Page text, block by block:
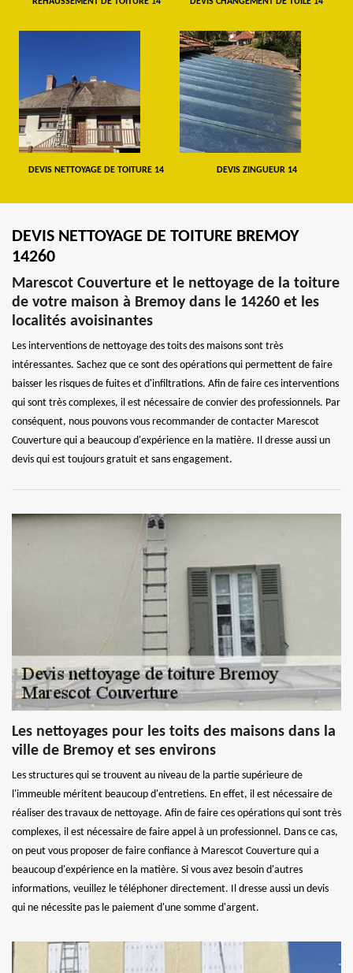
DEVIS NETTOYAGE DE TOITURE 14 DEVIS ZINGUEUR 14
DEVIS NETTOYAGE DE TOITURE BREMOY
14260
Marescot Couverture et le nettoyage de la toiture
de votre maison à Bremoy dans le 14260 et les
localités avoisinantes
Les interventions de nettoyage des toits des maisons sont très
intéressantes. Sachez que ce sont des opérations qui permettent de faire
baisser les risques de fuites et d'infiltrations. Afin de faire ces interventions
qui sont très complexes, il est nécessaire de convier des professionnels. Par
conséquent, nous pouvons vous recommander de contacter Marescot
Couverture qui a beaucoup d'expérience en la matière. Il dresse aussi un
devis qui est toujours gratuit et sans engagement.
Les nettoyages pour les toits des maisons dans la
ville de Bremoy et ses environs
Les structures qui se trouvent au niveau de la partie supérieure de
l'immeuble méritent beaucoup d'entretiens. En effet, il est nécessaire de
réaliser des travaux de nettoyage. Afin de faire ces opérations qui sont très
complexes, il est nécessaire de faire appel à un professionnel. Dans ce cas,
on peut vous proposer de faire confiance à Marescot Couverture qui a
beaucoup d'expérience en la matière. Si vous avez besoin d'autres
informations, veuillez le téléphoner directement. Il dresse aussi un devis
qui ne nécessite pas le paiement d'une somme d'argent.